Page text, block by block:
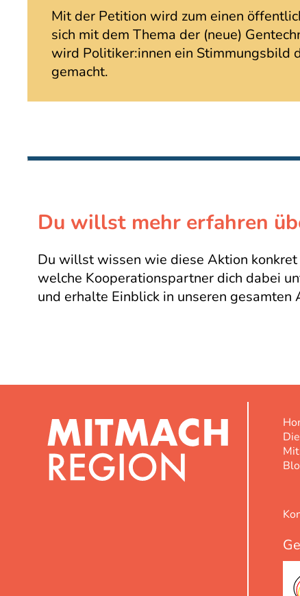
Mit der Petition wird zum einen
sich mit dem Thema der (neue)
wird Politiker:innen ein Stimmungsbild
gemacht.
Du willst mehr erfahren
Du willst wissen wie diese Aktion
welche Kooperationspartner dich dabei
und erhalte Einblick in unseren gesamten